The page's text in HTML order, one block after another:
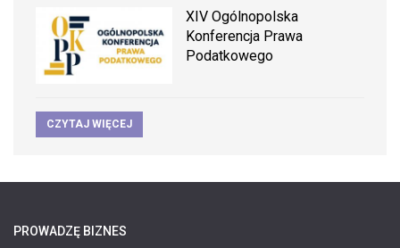
XIV Ogólnopolska
Konferencja Prawa
Podatkowego
CZYTAJ WIĘCEJ
PROWADZĘ BIZNES